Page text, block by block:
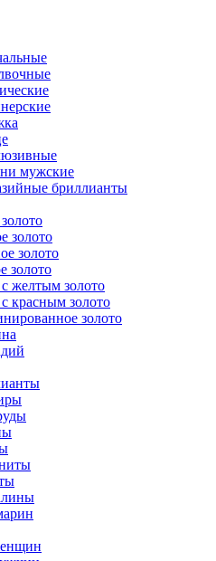
мужские
бриллианты
золото
золото
золото
желтым золото
красным золото
золото